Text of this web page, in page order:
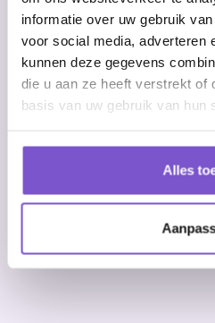
informatie over uw gebruik
voor social media, adverteren
kunnen deze gegevens
die u aan ze heeft verstrekt of
basis van uw gebruik van hun
Alles